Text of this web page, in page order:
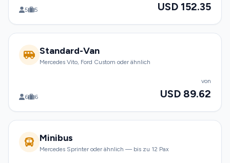
5 5 USD 152.35
Standard-Van
Mercedes Vito, Ford Custom oder ähnlich
6 6
von
USD 89.62
Minibus
Mercedes Sprinter oder ähnlich — bis zu 12 Pax